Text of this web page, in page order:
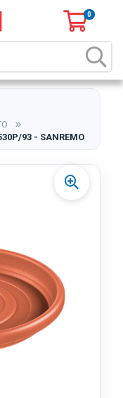
0
93 - SANREMO